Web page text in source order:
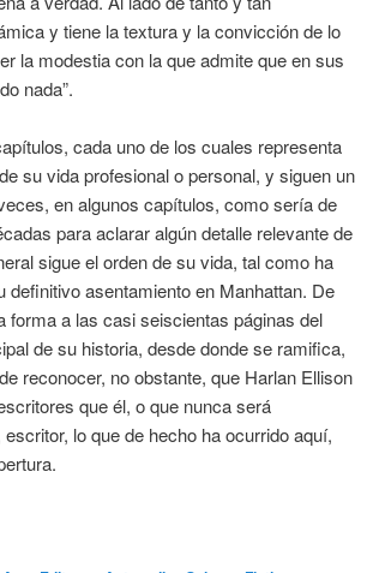
y tiene la textura y la convicción de lo
la modestia con la que admite que en sus
nada”.
cada uno de los cuales representa
su vida profesional o personal, y siguen un
en algunos capítulos, como sería de
para aclarar algún detalle relevante de
sigue el orden de su vida, tal como ha
asentamiento en Manhattan. De
a las casi seiscientas páginas del
de su historia, desde donde se ramifica,
reconocer, no obstante, que Harlan Ellison
que él, o que nunca será
lo que de hecho ha ocurrido aquí,